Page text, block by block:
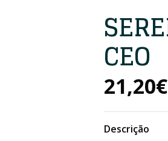
CEO
21,20€
Descrição